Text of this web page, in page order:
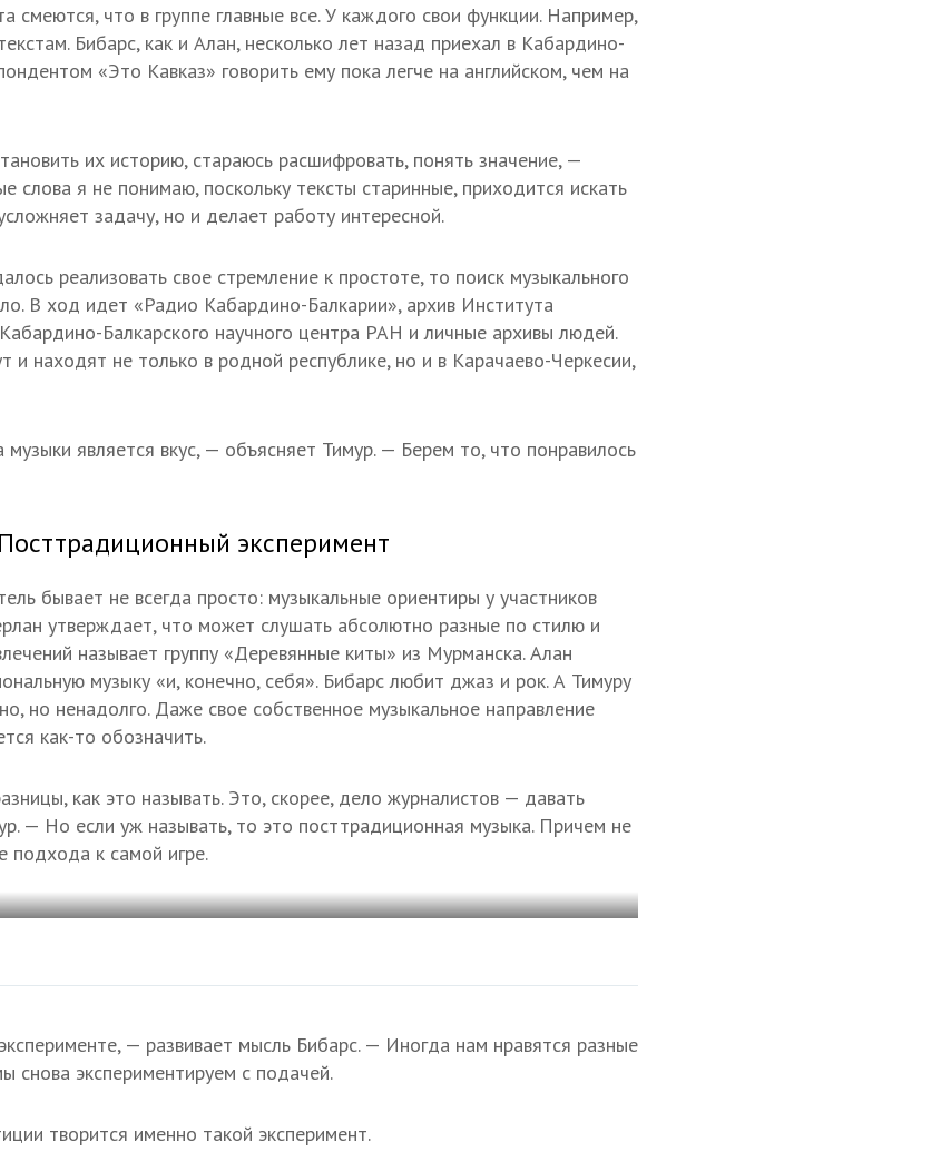
смеются, что в группе главные все. У каждого свои функции. Например,
Бибарс, как и Алан, несколько лет назад приехал в Кабардино-
«Это Кавказ» говорить ему пока легче на английском, чем на
их историю, стараюсь расшифровать, понять значение, —
слова я не понимаю, поскольку тексты старинные, приходится искать
задачу, но и делает работу интересной.
реализовать свое стремление к простоте, то поиск музыкального
В ход идет «Радио Кабардино-Балкарии», архив Института
Балкарского научного центра РАН и личные архивы людей.
и находят не только в родной республике, но и в Карачаево-Черкесии,
является вкус, — объясняет Тимур. — Берем то, что понравилось
Посттрадиционный эксперимент
бывает не всегда просто: музыкальные ориентиры у участников
утверждает, что может слушать абсолютно разные по стилю и
называет группу «Деревянные киты» из Мурманска. Алан
музыку «и, конечно, себя». Бибарс любит джаз и рок. А Тимуру
но ненадолго. Даже свое собственное музыкальное направление
как-то обозначить.
как это называть. Это, скорее, дело журналистов — давать
— Но если уж называть, то это посттрадиционная музыка. Причем не
подхода к самой игре.
— развивает мысль Бибарс. — Иногда нам нравятся разные
снова экспериментируем с подачей.
творится именно такой эксперимент.